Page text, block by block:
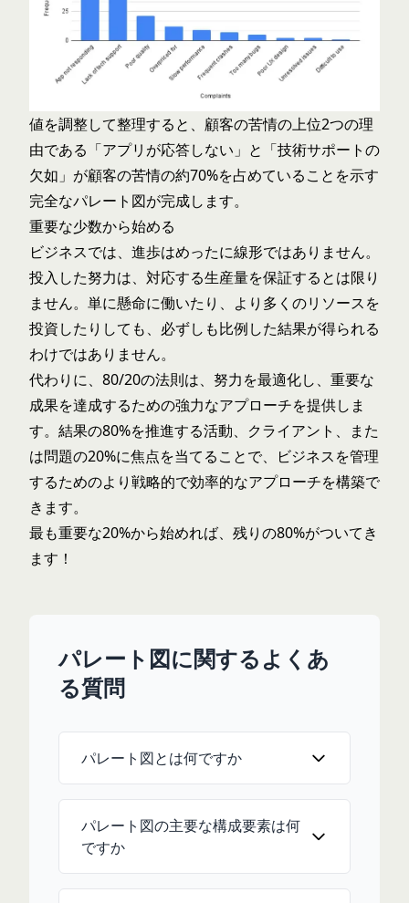
値を調整して整理すると、顧客の苦情の上位2つの理
由である「アプリが応答しない」と「技術サポートの
欠如」が顧客の苦情の約70%を占めていることを示す
完全なパレート図が完成します。
重要な少数から始める
ビジネスでは、進歩はめったに線形ではありません。
投入した努力は、対応する生産量を保証するとは限り
ません。単に懸命に働いたり、より多くのリソースを
投資したりしても、必ずしも比例した結果が得られる
わけではありません。
代わりに、80/20の法則は、努力を最適化し、重要な
成果を達成するための強力なアプローチを提供しま
す。結果の80%を推進する活動、クライアント、また
は問題の20%に焦点を当てることで、ビジネスを管理
するためのより戦略的で効率的なアプローチを構築で
きます。
最も重要な20%から始めれば、残りの80%がついてき
ます！
パレート図に関するよくあ
る質問
パレート図とは何ですか
パレート図の主要な構成要素は何
ですか